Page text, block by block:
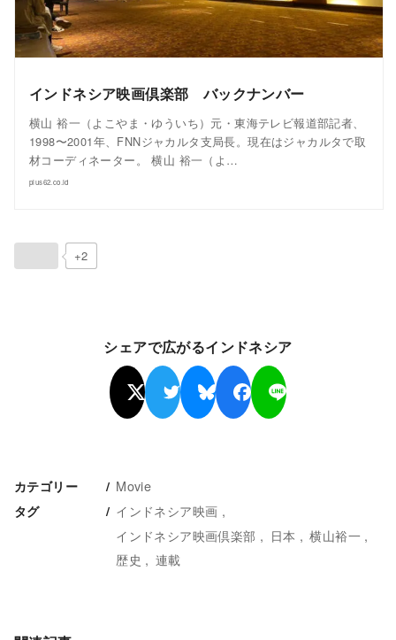
インドネシア映画倶楽部 バックナンバー
横山 裕一（よこやま・ゆういち）元・東海テレビ報道部記者、
1998〜2001年、FNNジャカルタ支局長。現在はジャカルタで取
材コーディネーター。 横山 裕一（よ…
plus62.co.id
+2
シェアで広がるインドネシア
カテゴリー Movie
タグ
インドネシア映画
インドネシア映画倶楽部
日本
横山裕一
歴史
連載